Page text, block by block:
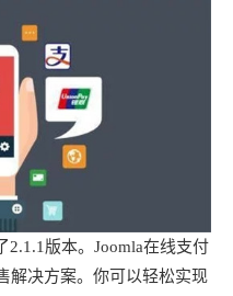
2.1.1版本。Joomla在线支付
解决方案。你可以轻松实现